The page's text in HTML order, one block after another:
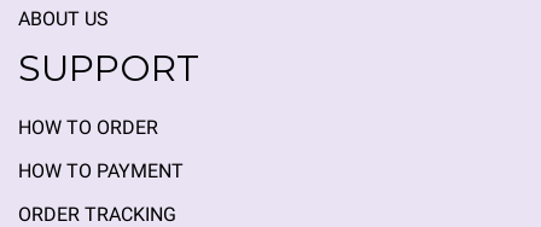
ABOUT US
SUPPORT
HOW TO ORDER
HOW TO PAYMENT
ORDER TRACKING